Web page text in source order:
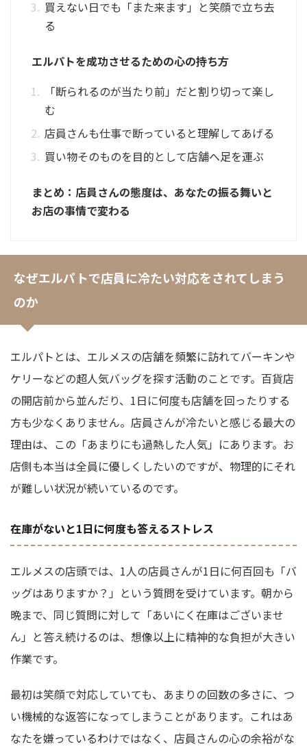
買えない日でも「また来ます」と笑顔で立ち去
る
エルパトを成功させるための心の持ち方
「断られるのが当たり前」だと割り切って楽し
む
店員さんも仕事で断っていると理解してあげる
買い物そのものを目的として店舗へ足を運ぶ
まとめ：店員さんの態度は、あなたの振る舞いと
お店の事情で変わる
なぜエルパトで店員に冷たい対応をされてしまう
のか
エルパトとは、エルメスの店舗を頻繁に訪れてバーキンや
ケリーなどの超人気バッグを探す活動のことです。百貨店
の開店前から並んだり、1日に何度も店舗を回ったりする
方も少なくありません。店員さんが冷たいと感じる最大の
理由は、この「あまりにも過熱した人気」にあります。お
店側も本当は全員に優しくしたいのですが、物理的にそれ
が難しい状況が続いているのです。
在庫がないと1日に何度も答えるストレス
エルメスの店頭では、1人の店員さんが1日に何百回も「バ
ッグはありますか？」という質問を受けています。朝から
晩まで、同じ質問に対して「あいにく在庫はございませ
ん」と答え続けるのは、想像以上に精神的な負担が大きい
作業です。
最初は笑顔で対応していても、あまりの回数の多さに、つ
い機械的な返答になってしまうことがあります。これはあ
なたを嫌っているわけではなく、店員さんの心の余裕がな